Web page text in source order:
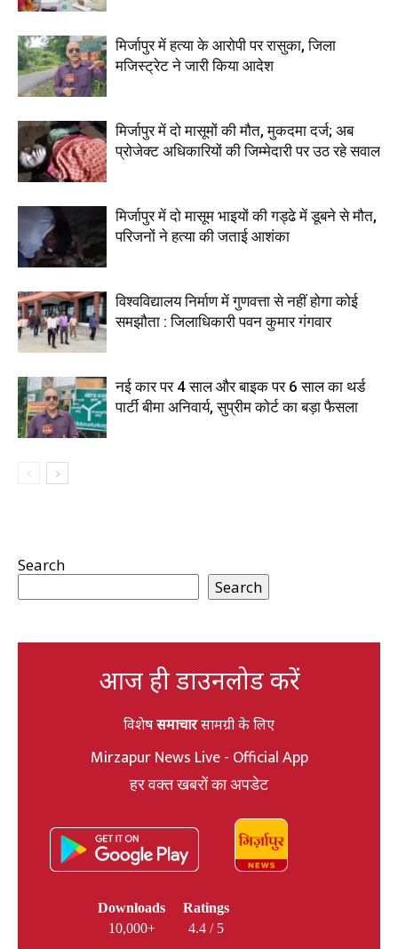
मिर्जापुर में हत्या के आरोपी पर रासुका, जिला
मजिस्ट्रेट ने जारी किया आदेश
मिर्जापुर में दो मासूमों की मौत, मुकदमा दर्ज; अब
प्रोजेक्ट अधिकारियों की जिम्मेदारी पर उठ रहे सवाल
मिर्जापुर में दो मासूम भाइयों की गड्ढे में डूबने से मौत,
परिजनों ने हत्या की जताई आशंका
विश्वविद्यालय निर्माण में गुणवत्ता से नहीं होगा कोई
समझौता : जिलाधिकारी पवन कुमार गंगवार
नई कार पर 4 साल और बाइक पर 6 साल का थर्ड
पार्टी बीमा अनिवार्य, सुप्रीम कोर्ट का बड़ा फैसला
Search
Search
आज ही डाउनलोड करें
विशेषसमाचारसामग्री के लिए
Mirzapur News Live - Official App
हर वक्त खबरों का अपडेट
Downloads
10,000+
Ratings
4.4 / 5